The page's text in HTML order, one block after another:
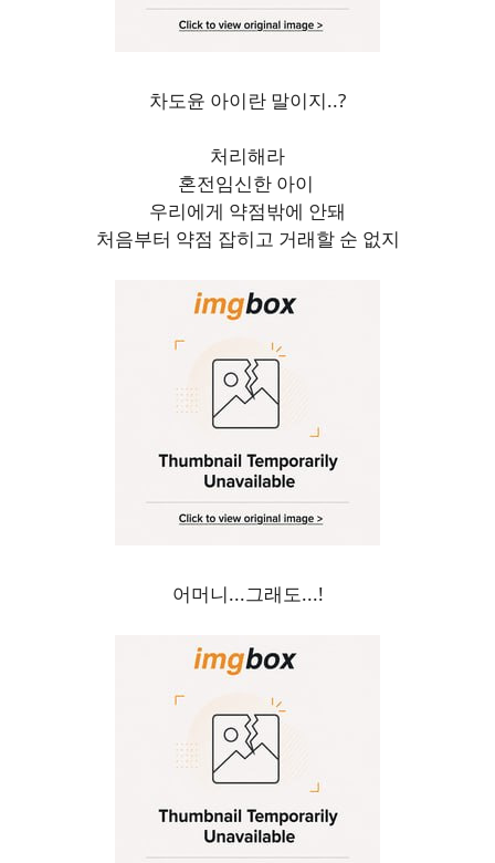
차도윤 아이란 말이지..?
처리해라
혼전임신한 아이
우리에게 약점밖에 안돼
처음부터 약점 잡히고 거래할 순 없지
어머니...그래도...!